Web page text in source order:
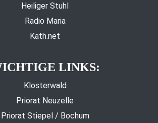
Heiliger Stuhl
Radio Maria
Kath.net
LINKS:
Klosterwald
Priorat Neuzelle
Priorat Stiepel / Bochum